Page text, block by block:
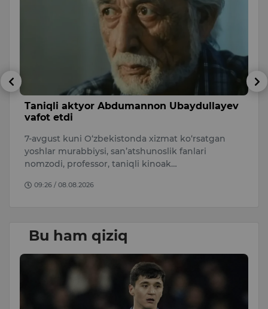
Taniqli aktyor Abdumannon Ubaydullayev
vafot etdi
7-avgust kuni O‘zbekistonda xizmat ko‘rsatgan
yoshlar murabbiysi, san’atshunoslik fanlari
nomzodi, professor, taniqli kinoak…
09:26 / 08.08.2026
Bu ham qiziq